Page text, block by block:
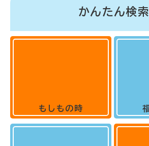
かんたん検索
もしもの時